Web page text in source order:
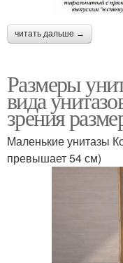
читать дальше →
Размеры
вида
зрения
Маленькие унитазы
превышает 54 см)